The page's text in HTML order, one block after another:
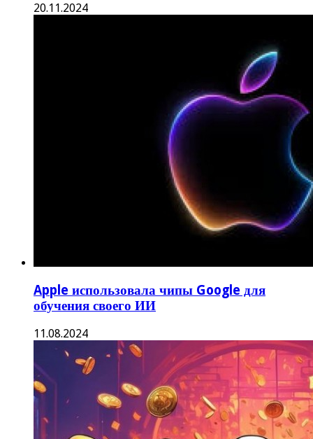
20.11.2024
Apple использовала чипы Google для
обучения своего ИИ
11.08.2024